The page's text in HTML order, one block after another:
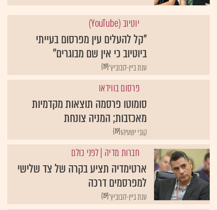
יוטיוב (YouTube)
"קל להעלים עין מפרסום בעייתי
ביוטיוב כי אין שם מבוגרים"
{19}ענת ביין-לובוביץ'
פרסום בווידאו
סומוטו פרסמה תוצאות מקדמיות
מאכזבות; המניה צונחת
{19}קובי ישעיהו
חברות מדיה | לפני כולם
ארטימדיה תציע בקרה של צד שלישי
למפרסמים דרכה
{19}ענת ביין-לובוביץ'